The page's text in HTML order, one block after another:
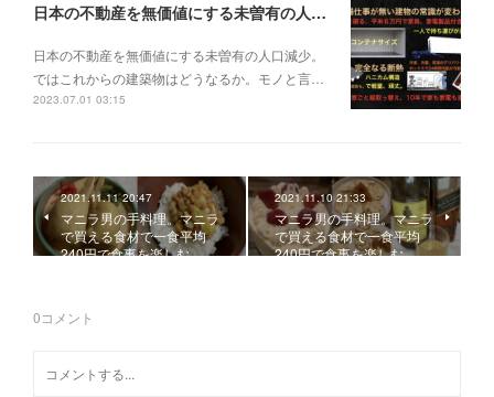
日本の不動産を無価値にする未曽有の人口減少。ではこれからの建築物はどうなるか。
日本の不動産を無価値にする未曽有の人口減少。
ではこれからの建築物はどうなるか。モノと言…
2023.07.01 03:15
2021.11.11 20:47
マニラ男の手料理。マニラ
で買える食材で一食平均
240円で食事を楽しむ。…
2021.11.10 21:33
マニラ男の手料理。マニラ
で買える食材で一食平均
240円で食事を楽しむ。…
0コメント